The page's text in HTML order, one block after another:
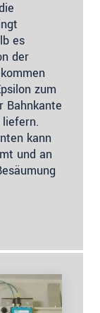
es
der
zum
Bahnkante
kann
und an